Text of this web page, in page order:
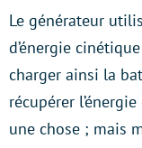
Le générateur
d’énergie
charger ainsi la
récupérer
une chose ; mais